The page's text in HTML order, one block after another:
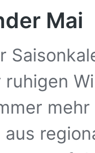
Mai
ruhigen